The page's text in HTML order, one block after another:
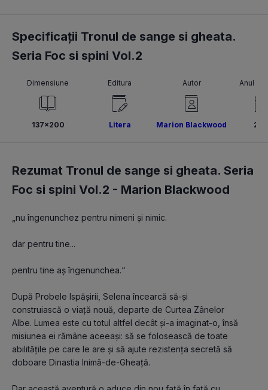
Specificații Tronul de sange si gheata.
Seria Foc si spini Vol.2
Dimensiune
137x200
Editura
Litera
Autor
Marion Blackwood
Anul
Rezumat Tronul de sange si gheata. Seria
Foc si spini Vol.2 - Marion Blackwood
„nu îngenunchez pentru nimeni și nimic.
dar pentru tine...
pentru tine aș îngenunchea.“
După Probele Ispășirii, Selena încearcă să-și
construiască o viață nouă, departe de Curtea Zânelor
Albe. Lumea este cu totul altfel decât și-a imaginat-o, însă
misiunea ei rămâne aceeași: să se folosească de toate
abilitățile pe care le are și să ajute rezistența secretă să
doboare Dinastia Inimă-de-Gheață.